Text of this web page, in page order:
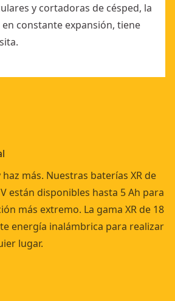
y cortadoras de césped, la
en constante expansión, tiene
más. Nuestras baterías XR de
están disponibles hasta 5 Ah para
más extremo. La gama XR de 18
energía inalámbrica para realizar
lugar.